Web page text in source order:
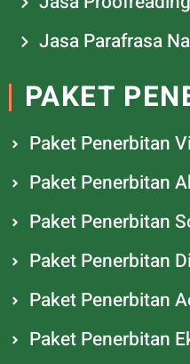
Jasa Parafrasa
PAKET
Paket Penerbitan
Paket Penerbitan
Paket Penerbitan
Paket Penerbitan
Paket Penerbitan
Paket Penerbitan